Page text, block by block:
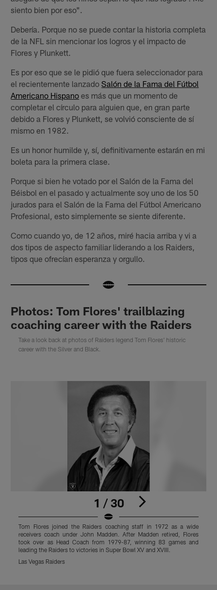
siento bien por eso".
Debería. Porque no se puede contar la historia completa
de la NFL sin mencionar los logros y el impacto de
Flores y Plunkett.
Es por eso que se le pidió que fuera seleccionador para
el recientemente lanzadoSalón de la Fama del Fútbol
Americano Hispano es más que un momento de
completar el círculo para alguien que, en gran parte
debido a Flores y Plunkett, se volvió consciente de sí
mismo en 1982.
Es un honor humilde y, sí, definitivamente estarán en mi
boleta para la primera clase.
Porque si bien he votado por el Salón de la Fama del
Béisbol en el pasado y actualmente soy uno de los 50
jurados para el Salón de la Fama del Fútbol Americano
Profesional, esto simplemente se siente diferente.
Como cuando yo, de 12 años, miré hacia arriba y vi a
dos tipos de aspecto familiar liderando a los Raiders,
tipos que ofrecían esperanza y orgullo.
Photos: Tom Flores' trailblazing
coaching career with the Raiders
Take a look back at photos of Raiders legend Tom Flores' historic
career with the Silver and Black.
1 / 30
Tom Flores joined the Raiders coaching staff in 1972 as a wide
receivers coach under John Madden. After Madden retired, Flores
took over as Head Coach from 1979-87, winning 83 games and
leading the Raiders to victories in Super Bowl XV and XVIII.
Las Vegas Raiders